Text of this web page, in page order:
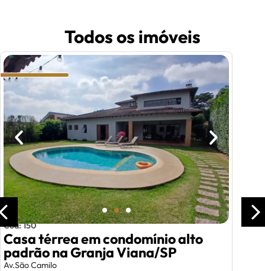
Todos os imóveis
Cód: 150
Casa térrea em condomínio alto
padrão na Granja Viana/SP
Av.São Camilo